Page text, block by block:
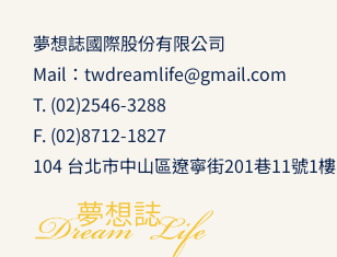
夢想誌國際股份有限公司
Mail： twdreamlife@gmail.com
T. (02)2546-3288
F. (02)8712-1827
104 台北市中山區遼寧街201巷11號1樓